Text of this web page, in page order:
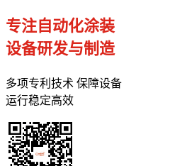
专注自动化涂装
设备研发与制造
多项专利技术 保障设备
运行稳定高效